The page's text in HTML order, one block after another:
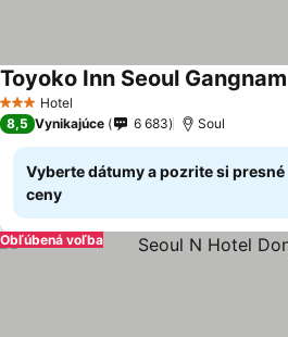
3 Počet hviezdičiek
Hotel
Toyoko Inn Seoul Gangnam
8,5 Vynikajúce 6 683 Soul
Vyberte dátumy a pozrite si presné
ceny
Obľúbená voľba